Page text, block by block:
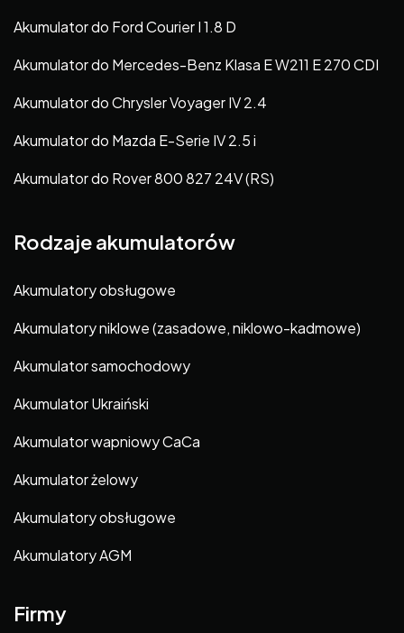
Akumulator do Ford Courier I 1.8 D
Akumulator do Mercedes-Benz Klasa E W211 E 270 CDI
Akumulator do Chrysler Voyager IV 2.4
Akumulator do Mazda E-Serie IV 2.5 i
Akumulator do Rover 800 827 24V (RS)
Rodzaje akumulatorów
Akumulatory obsługowe
Akumulatory niklowe (zasadowe, niklowo-kadmowe)
Akumulator samochodowy
Akumulator Ukraiński
Akumulator wapniowy CaCa
Akumulator żelowy
Akumulatory obsługowe
Akumulatory AGM
Firmy